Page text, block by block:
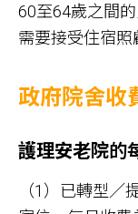
60至64歲之間
需要接受住宿照
政府院舍收
護理安老院的
（1）已轉型／